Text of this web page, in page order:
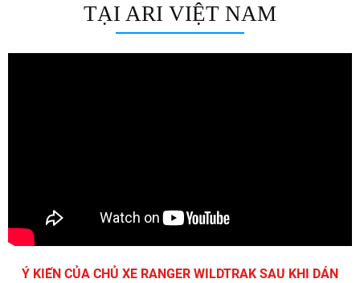
TẠI ARI VIỆT NAM
Ý KIẾN CỦA CHỦ XE RANGER WILDTRAK SAU KHI DÁN